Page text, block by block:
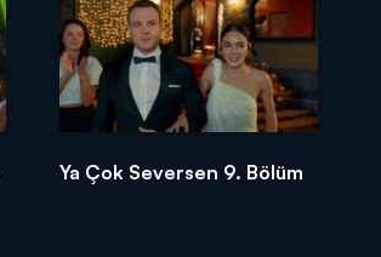
Ya Çok Seversen 9. Bölüm